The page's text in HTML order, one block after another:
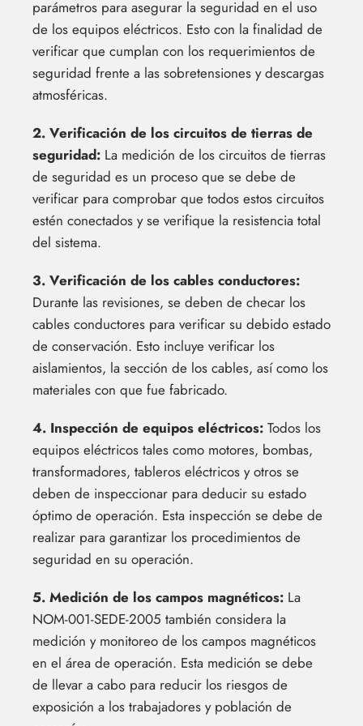
parámetros para asegurar la seguridad en el uso
de los equipos eléctricos. Esto con la finalidad de
verificar que cumplan con los requerimientos de
seguridad frente a las sobretensiones y descargas
atmosféricas.
2. Verificación de los circuitos de tierras de
seguridad: La medición de los circuitos de tierras
de seguridad es un proceso que se debe de
verificar para comprobar que todos estos circuitos
estén conectados y se verifique la resistencia total
del sistema.
3. Verificación de los cables conductores:
Durante las revisiones, se deben de checar los
cables conductores para verificar su debido estado
de conservación. Esto incluye verificar los
aislamientos, la sección de los cables, así como los
materiales con que fue fabricado.
4. Inspección de equipos eléctricos: Todos los
equipos eléctricos tales como motores, bombas,
transformadores, tableros eléctricos y otros se
deben de inspeccionar para deducir su estado
óptimo de operación. Esta inspección se debe de
realizar para garantizar los procedimientos de
seguridad en su operación.
5. Medición de los campos magnéticos: La
NOM-001-SEDE-2005 también considera la
medición y monitoreo de los campos magnéticos
en el área de operación. Esta medición se debe
de llevar a cabo para reducir los riesgos de
exposición a los trabajadores y población de